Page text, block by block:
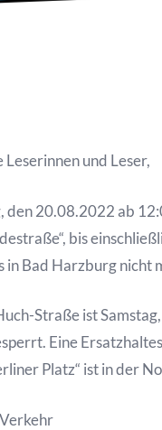
Leserinnen und Leser,
den 20.08.2022 ab
bis
in Bad Harzburg nicht
Straße ist
Eine
Platz“ ist in der